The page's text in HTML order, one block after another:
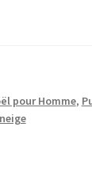
pour Homme,